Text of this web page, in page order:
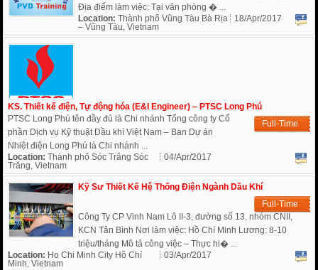
Địa điểm làm việc: Tại văn phòng � ...
Location:Thành phố Vũng Tàu Bà Rịa
– Vũng Tàu, Vietnam
18/Apr/2017
KS. Thiết kế điện, Tự động hóa (E&I Engineer) – PTSC Long Phú
Full-Time
PTSC Long Phú tên đầy đủ là Chi nhánh Tổng công ty Cổ
phần Dịch vụ Kỹ thuật Dầu khí Việt Nam – Ban Dự án
Nhiệt điện Long Phú là Chi nhánh ...
Location:Thành phố Sóc Trăng Sóc
Trăng, Vietnam
04/Apr/2017
Kỹ Sư Thiết Kế Hệ Thống Điện Ngành Dầu Khí
Full-Time
Công Ty CP Vinh Nam Lô II-3, đường số 13, nhóm CNII,
KCN Tân Bình Nơi làm việc: Hồ Chí Minh Lương: 8-10
triệu/tháng Mô tả công việc – Thực hi� ...
Location: Ho Chi Minh City Hồ Chí
Minh, Vietnam
03/Apr/2017